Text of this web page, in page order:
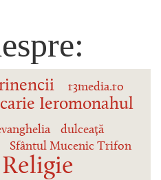
r3media.ro
Ieromonahul
dulceață
Sfântul Mucenic Trifon